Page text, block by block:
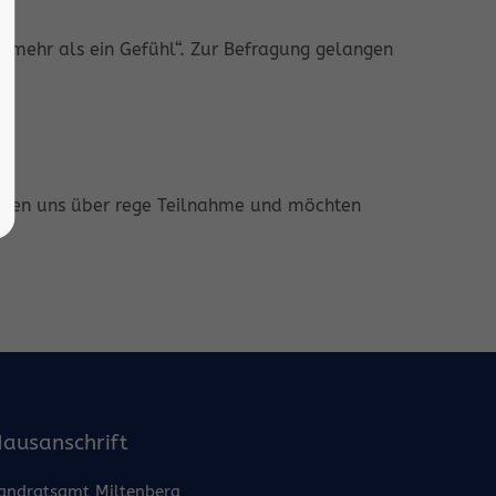
als ein Gefühl“. Zur Befragung gelangen
uns über rege Teilnahme und möchten
Miltenberg